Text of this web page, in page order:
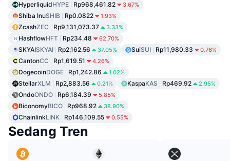
HyperliquidHYPE Rp968,461.82 3.67%
Shiba InuSHIB Rp0.0822 1.93%
ZcashZEC Rp9,131,073.37 3.33%
HashflowHFT Rp234.48 62.70%
SKYAISKYAI Rp2,162.56 37.05% SuiSUI Rp11,980.33 0.76%
CantonCC Rp1,619.51 4.26%
DogecoinDOGE Rp1,242.86 1.02%
StellarXLM Rp2,883.56 0.21% KaspaKAS Rp469.92 2.95%
OndoONDO Rp6,184.39 5.85%
BiconomyBICO Rp968.92 38.90%
ChainlinkLINK Rp146,109.55 0.55%
Sedang Tren